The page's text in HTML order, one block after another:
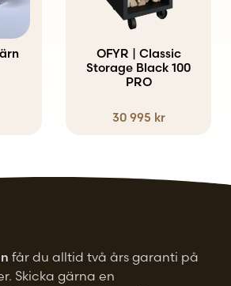
OFYR | Classic
Storage Black 100
PRO
30 995 kr
får du alltid två års garanti på
Skicka gärna en